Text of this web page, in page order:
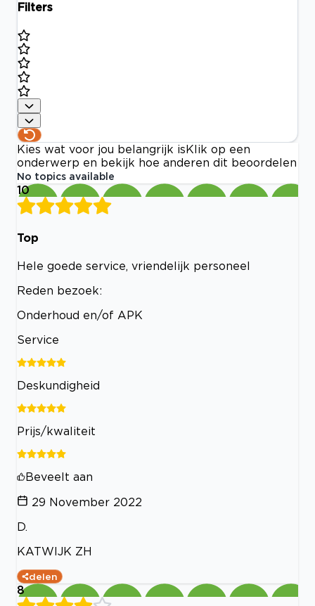
Filters
Kies wat voor jou belangrijk is Klik op een
onderwerp en bekijk hoe anderen dit beoordelen
No topics available
10
Top
Hele goede service, vriendelijk personeel
Reden bezoek:
Onderhoud en/of APK
Service
Deskundigheid
Prijs/kwaliteit
Beveelt aan
29 November 2022
D.
KATWIJK ZH
delen
8